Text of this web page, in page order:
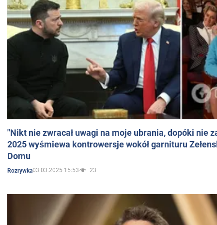
"Nikt nie zwracał uwagi na moje ubrania, dopóki nie
2025 wyśmiewa kontrowersje wokół garnituru
Domu
Rozrywka03.03.2025 15:53 23